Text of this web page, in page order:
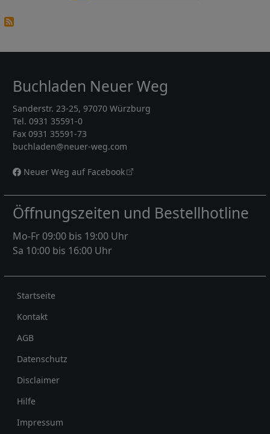
Buchladen Neuer Weg
Sanderstr. 23-25, 97070 Würzburg
Tel. 0931 35591-0
Fax 0931 35591-73
buchladen@neuer-weg.com
Neuer Weg auf Facebook
Öffnungszeiten und Bestellhotline
Mo-Fr 09:00 bis 19:00 Uhr
Sa 10:00 bis 16:00 Uhr
Rechtliches
Startseite
Kontakt
AGB
Datenschutz
Disclaimer
Hilfe
Impressum